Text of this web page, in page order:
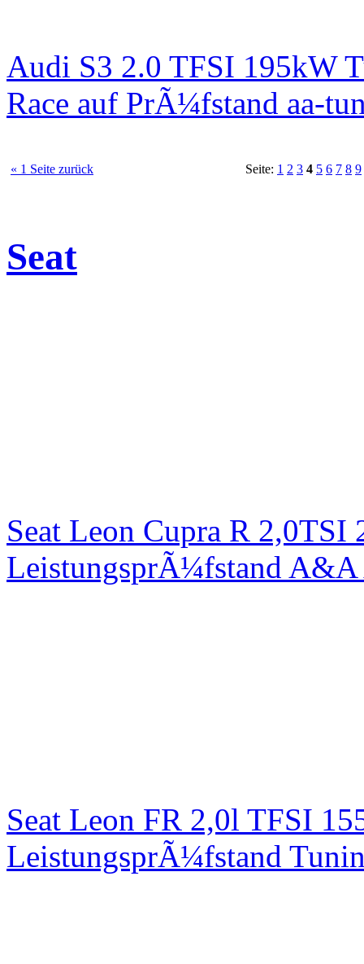
Audi S3 2.0 TFSI 195kW
Race auf PrÃ¼fstand aa-
« 1 Seite zurück Seite: 1 2 3 4 5 6 7 8 9
Seat
Seat Leon Cupra R
LeistungsprÃ¼fstand
Seat Leon FR 2,0l TFSI
LeistungsprÃ¼fstand